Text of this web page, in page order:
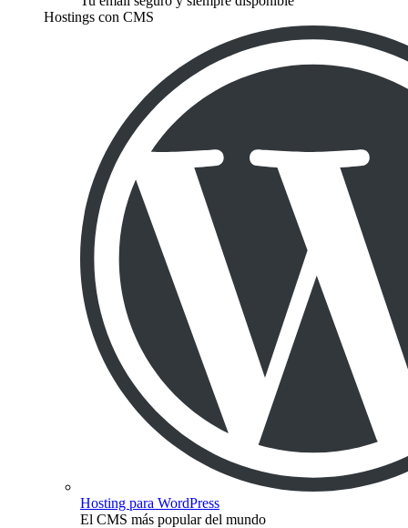
Hostings con CMS
Hosting para WordPress
El CMS más popular del mundo